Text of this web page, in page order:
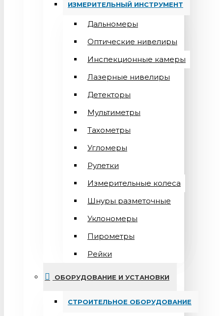
ИЗМЕРИТЕЛЬНЫЙ ИНСТРУМЕНТ
Дальномеры
Оптические нивелиры
Инспекционные камеры
Лазерные нивелиры
Детекторы
Мультиметры
Тахометры
Угломеры
Рулетки
Измерительные колеса
Шнуры разметочные
Уклономеры
Пирометры
Рейки
ОБОРУДОВАНИЕ И УСТАНОВКИ
СТРОИТЕЛЬНОЕ ОБОРУДОВАНИЕ